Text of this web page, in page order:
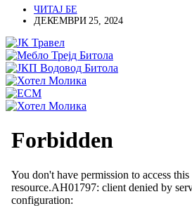
ЧИТАЈ БЕ
ДЕКЕМВРИ 25, 2024